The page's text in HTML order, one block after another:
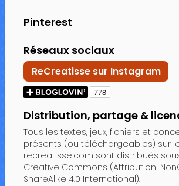
Pinterest
Réseaux sociaux
ReCreatisse sur Instagram
Distribution, partage &
Tous les textes, jeux, fichiers et
présents (ou téléchargeables) sur
recreatisse.com sont distribués
Creative Commons (Attribution-
ShareAlike 4.0 International).